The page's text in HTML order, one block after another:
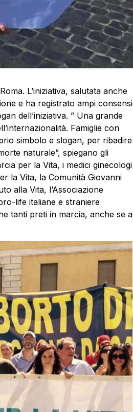
L’iniziativa, salutata anche
e ha registrato ampi consensi
dell’iniziativa. ” Una grande
Famiglie con
simbolo e slogan, per ribadire
naturale”, spiegano gli
per la Vita, i medici ginecologi
la Vita, la Comunità Giovanni
alla Vita, l’Associazione
life italiane e straniere
tanti preti in marcia, anche se a